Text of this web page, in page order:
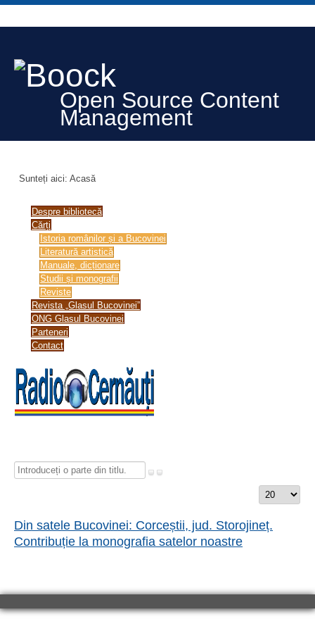
Open Source Content
Management
Sunteți aici: Acasă
Despre bibliotecă
Cărți
Istoria românilor și a Bucovinei
Literatură artistică
Manuale, dicționare
Studii și monografii
Reviste
Revista „Glasul Bucovinei”
ONG Glasul Bucovinei
Parteneri
Contact
Introduceți
din
titlu.
Afișare
Din satele Bucovinei: Corceștii, jud. Storojineț.
Contribuție la monografia satelor noastre